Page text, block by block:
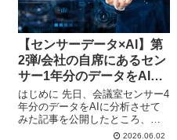
【センサーデータ×AI】第
2弾/会社の自席にあるセン
サー1年分のデータをAIに
分析させてみた
はじめに 先日、会議室センサー4
年分のデータをAIに分析させて
みた記事を公開したところ、思
いのほか反響をいただきました
2026.06.02